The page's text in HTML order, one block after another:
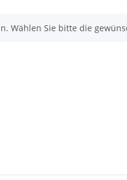
Wählen Sie bitte die